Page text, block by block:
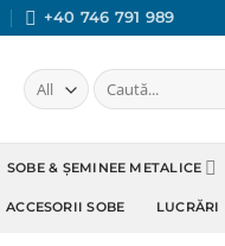
+40 746 791 989
Caută
după:
SOBE & ȘEMINEE METALICE
ACCESORII SOBE LUCRĂRI